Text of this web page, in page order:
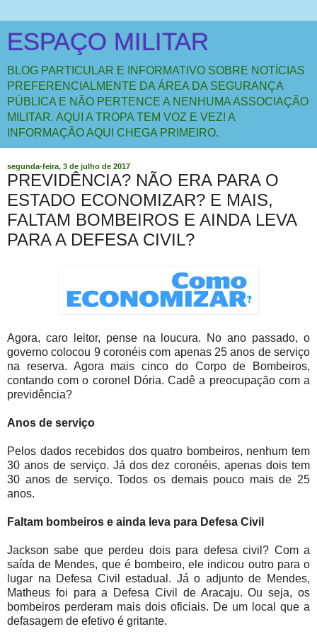
ESPAÇO MILITAR
BLOG PARTICULAR E INFORMATIVO SOBRE NOTÍCIAS
PREFERENCIALMENTE DA ÁREA DA SEGURANÇA
PÚBLICA E NÃO PERTENCE A NENHUMA ASSOCIAÇÃO
MILITAR. AQUI A TROPA TEM VOZ E VEZ! A
INFORMAÇÃO AQUI CHEGA PRIMEIRO.
segunda-feira, 3 de julho de 2017
PREVIDÊNCIA? NÃO ERA PARA O
ESTADO ECONOMIZAR? E MAIS,
FALTAM BOMBEIROS E AINDA LEVA
PARA A DEFESA CIVIL?
Agora, caro leitor, pense na loucura. No ano passado, o
governo colocou 9 coronéis com apenas 25 anos de serviço
na reserva. Agora mais cinco do Corpo de Bombeiros,
contando com o coronel Dória. Cadê a preocupação com a
previdência?
Anos de serviço
Pelos dados recebidos dos quatro bombeiros, nenhum tem
30 anos de serviço. Já dos dez coronéis, apenas dois tem
30 anos de serviço. Todos os demais pouco mais de 25
anos.
Faltam bombeiros e ainda leva para Defesa Civil
Jackson sabe que perdeu dois para defesa civil? Com a
saída de Mendes, que é bombeiro, ele indicou outro para o
lugar na Defesa Civil estadual. Já o adjunto de Mendes,
Matheus foi para a Defesa Civil de Aracaju. Ou seja, os
bombeiros perderam mais dois oficiais. De um local que a
defasagem de efetivo é gritante.